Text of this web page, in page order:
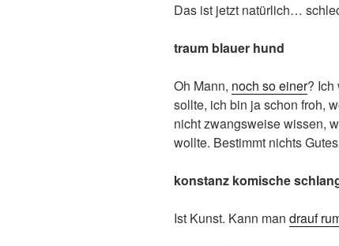
Das ist jetzt natürlich…
traum blauer hund
Oh Mann, noch so einer? Ich
sollte, ich bin ja schon froh,
nicht zwangsweise wissen,
wollte. Bestimmt nichts
konstanz komische
Ist Kunst. Kann man drauf